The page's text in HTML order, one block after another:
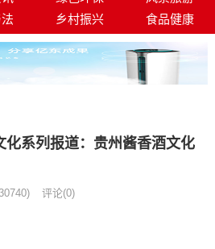
乡村振兴 食品健康
化系列报道：贵州酱香酒文化
评论(0)